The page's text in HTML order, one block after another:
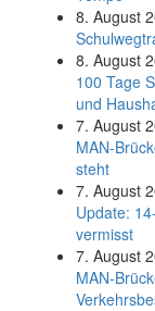
8. August
8. August
100 Tage
und
7. August
MAN-
steht
7. August
Update:
vermisst
7. August
MAN-